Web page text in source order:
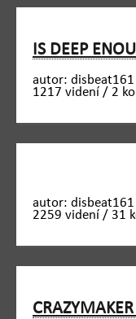
IS DEEP
autor: disbeat161
1217 videní / 2
autor: disbeat161
2259 videní / 31